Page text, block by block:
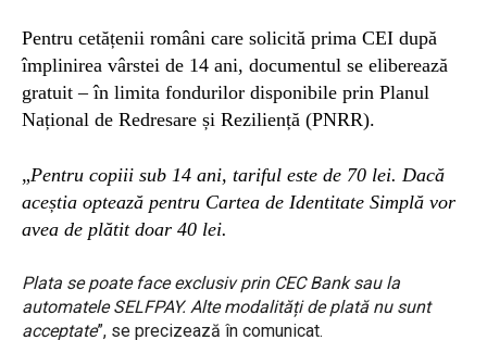
Pentru cetățenii români care solicită prima CEI după
împlinirea vârstei de 14 ani, documentul se eliberează
gratuit – în limita fondurilor disponibile prin Planul
Național de Redresare și Reziliență (PNRR).
„Pentru copiii sub 14 ani, tariful este de 70 lei. Dacă
aceștia optează pentru Cartea de Identitate Simplă vor
avea de plătit doar 40 lei.
Plata se poate face exclusiv prin CEC Bank sau la
automatele SELFPAY. Alte modalități de plată nu sunt
acceptate”, se precizează în comunicat.